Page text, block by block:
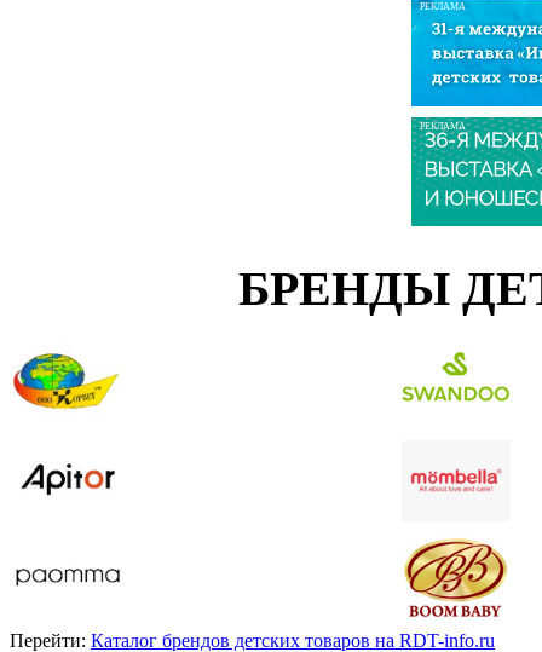
РЕКЛАМА
РЕКЛАМА
БРЕНДЫ
Перейти: Каталог брендов детских товаров на RDT-info.ru